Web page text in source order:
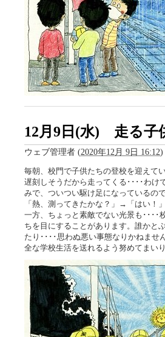
12月9日(水) 走る子
ウェブ管理者 (2020年12月 9日 16:12)
毎朝、校門で子供たちの登校を迎えて
遅刻しそうだから走ってくる････わけ
みで、ついつい駆け足になっているの
「熱、測ってきたかな？」→「はい！
一方、ちょっと素敵でない光景も････
ちを目にすることがあります。誰かと
たり････思わぬ悪い事態なりかねませ
全な学校生活を送れるよう努めてまいり